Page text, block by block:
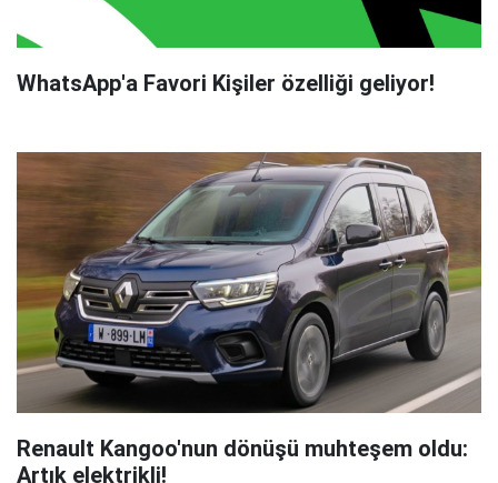
WhatsApp'a Favori Kişiler özelliği geliyor!
Renault Kangoo'nun dönüşü muhteşem oldu:
Artık elektrikli!